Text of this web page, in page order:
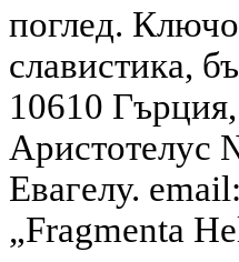
поглед.
славистика,
10610
Аристотелус
Евагелу.
„Fragmenta